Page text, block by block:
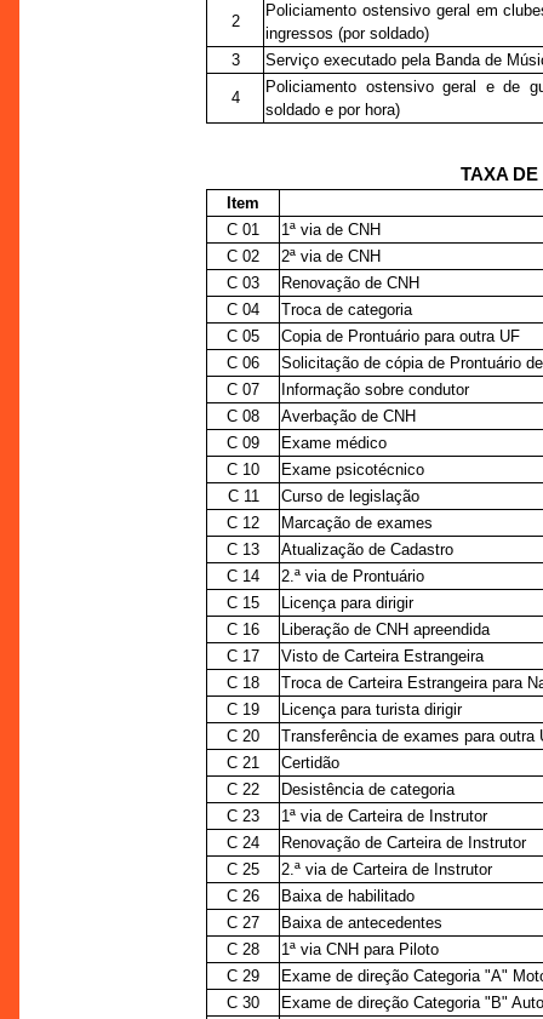
2
Policiamento ostensivo geral em
ingressos (por soldado)
3
Serviço executado pela Banda de
4
Policiamento ostensivo geral e de
soldado e por hora)
TAXA
Item
C 01
1ª via de CNH
C 02
2ª via de CNH
C 03
Renovação de CNH
C 04
Troca de categoria
C 05
Copia de Prontuário para outra UF
C 06
Solicitação de cópia de Prontuário
C 07
Informação sobre condutor
C 08
Averbação de CNH
C 09
Exame médico
C 10
Exame psicotécnico
C 11
Curso de legislação
C 12
Marcação de exames
C 13
Atualização de Cadastro
C 14
2.ª via de Prontuário
C 15
Licença para dirigir
C 16
Liberação de CNH apreendida
C 17
Visto de Carteira Estrangeira
C 18
Troca de Carteira Estrangeira para
C 19
Licença para turista dirigir
C 20
Transferência de exames para outra
C 21
Certidão
C 22
Desistência de categoria
C 23
1ª via de Carteira de Instrutor
C 24
Renovação de Carteira de Instrutor
C 25
2.ª via de Carteira de Instrutor
C 26
Baixa de habilitado
C 27
Baixa de antecedentes
C 28
1ª via CNH para Piloto
C 29
Exame de direção Categoria "A"
C 30
Exame de direção Categoria "B" Auto